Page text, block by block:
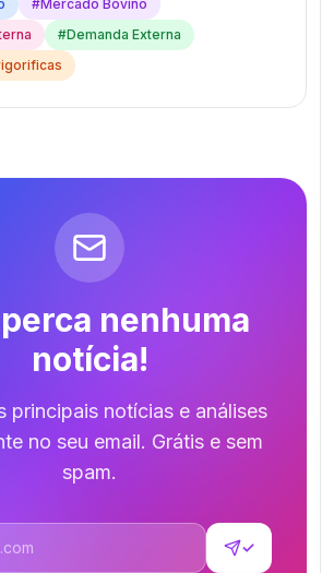
#Mercado Bovino
#Demanda Externa
nenhuma
notícia!
principais notícias e análises
no seu email. Grátis e sem
spam.
email
✓